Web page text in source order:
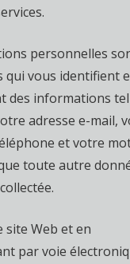
personnelles
qui vous identifient
des informations
adresse e-mail,
et votre
toute autre
site Web et en
par voie